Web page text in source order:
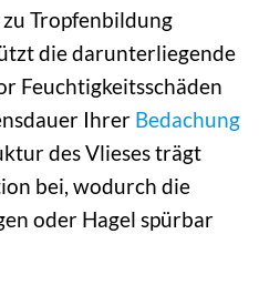
Tropfenbildung
die darunterliegende
Feuchtigkeitsschäden
Ihrer Bedachung
des Vlieses trägt
bei, wodurch die
oder Hagel spürbar